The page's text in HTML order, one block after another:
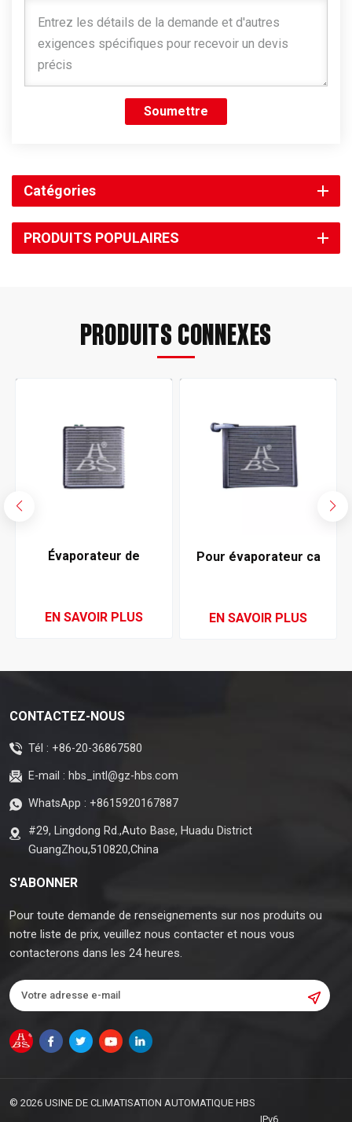
Soumettre
Catégories
PRODUITS POPULAIRES
PRODUITS CONNEXES
Évaporateur de
LandCruiser(J100)
EN SAVOIR PLUS
Pour évaporateur ca
EN SAVOIR PLUS
CONTACTEZ-NOUS
Tél : +86-20-36867580
E-mail : hbs_intl@gz-hbs.com
WhatsApp : +8615920167887
#29, Lingdong Rd.,Auto Base, Huadu District
GuangZhou,510820,China
S'ABONNER
Pour toute demande de renseignements sur nos produits ou
notre liste de prix, veuillez nous contacter et nous vous
contacterons dans les 24 heures.
© 2026 USINE DE CLIMATISATION AUTOMATIQUE HBS
IPv6